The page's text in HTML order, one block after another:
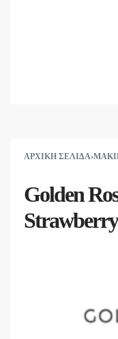
ΑΡΧΙΚΉ ΣΕΛΊΔΑ›
Golden